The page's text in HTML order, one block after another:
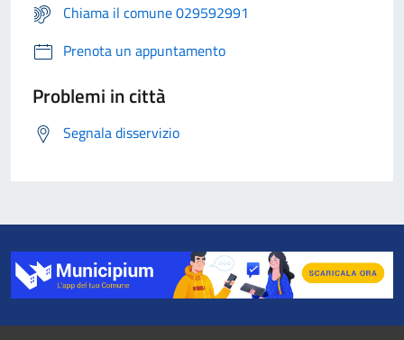
Chiama il comune 029592991
Prenota un appuntamento
Problemi in città
Segnala disservizio